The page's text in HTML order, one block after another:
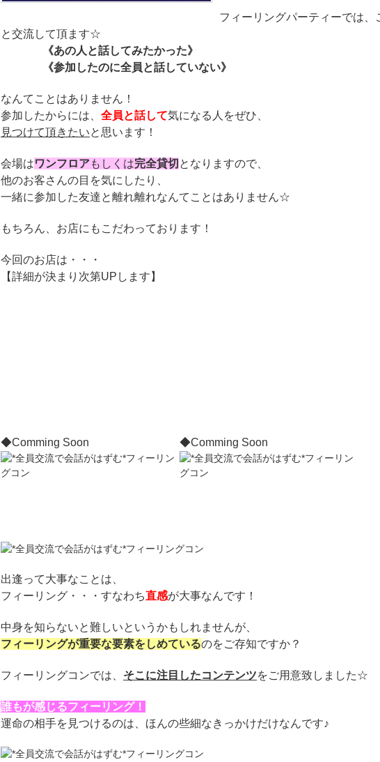
フィーリングパーティーでは、
と交流して頂ます☆
《あの人と話してみたかった》
《参加したのに全員と話していない》
なんてことはありません！
参加したからには、 全員と話して気になる人をぜひ、
見つけて頂きたいと思います！
会場はワンフロアもしくは完全貸切 となりますので、
他のお客さんの目を気にしたり、
一緒に参加した友達と離れ離れなんてことはありません☆
もちろん、お店にもこだわっております！
今回のお店は・・・
【詳細が決まり次第UPします】
◆Comming Soon ◆Comming Soon
出逢って大事なことは、
フィーリング・・・すなわち直感が大事なんです！
中身を知らないと難しいというかもしれませんが、
フィーリングが重要な要素をしめているのをご存知ですか？
フィーリングコンでは、 そこに注目したコンテンツをご用意致しました☆
誰もが感じるフィーリング！
運命の相手を見つけるのは、ほんの些細なきっかけだけなんです♪